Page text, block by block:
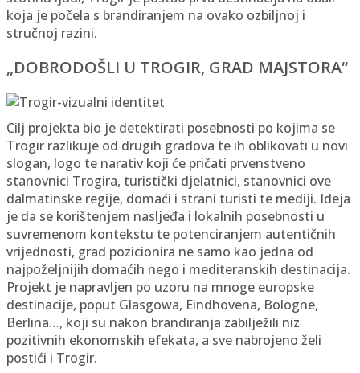
koja je počela s brandiranjem na ovako ozbiljnoj i
stručnoj razini.
„DOBRODOŠLI U TROGIR, GRAD MAJSTORA“
Cilj projekta bio je detektirati posebnosti po kojima se
Trogir razlikuje od drugih gradova te ih oblikovati u novi
slogan, logo te narativ koji će pričati prvenstveno
stanovnici Trogira, turistički djelatnici, stanovnici ove
dalmatinske regije, domaći i strani turisti te mediji. Ideja
je da se korištenjem nasljeđa i lokalnih posebnosti u
suvremenom kontekstu te potenciranjem autentičnih
vrijednosti, grad pozicionira ne samo kao jedna od
najpoželjnijih domaćih nego i mediteranskih destinacija.
Projekt je napravljen po uzoru na mnoge europske
destinacije, poput Glasgowa, Eindhovena, Bologne,
Berlina…, koji su nakon brandiranja zabilježili niz
pozitivnih ekonomskih efekata, a sve nabrojeno želi
postići i Trogir.